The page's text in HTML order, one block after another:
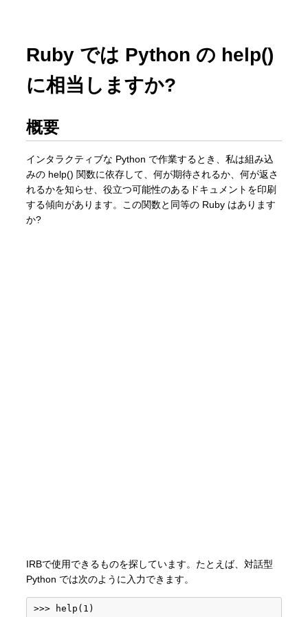
Ruby では Python の help()
に相当しますか?
概要
インタラクティブな Python で作業するとき、私は組み込
みの help() 関数に依存して、何が期待されるか、何が返さ
れるかを知らせ、役立つ可能性のあるドキュメントを印刷
する傾向があります。この関数と同等の Ruby はあります
か?
IRBで使用できるものを探しています。たとえば、対話型
Python では次のように入力できます。